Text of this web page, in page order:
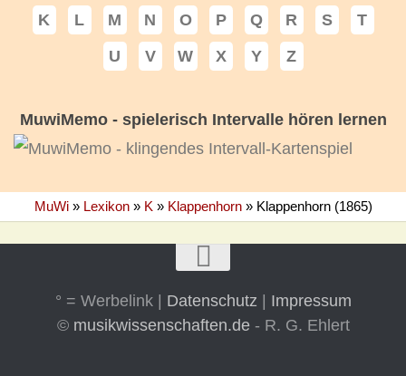
K
L M N O P Q R S
T
U
V W X Y Z
MuwiMemo - spielerisch Intervalle hören lernen
MuWi» Lexikon» K » Klappenhorn» Klappenhorn (1865)
° = Werbelink | Datenschutz
Impressum
© musikwissenschaften.de- R. G. Ehlert